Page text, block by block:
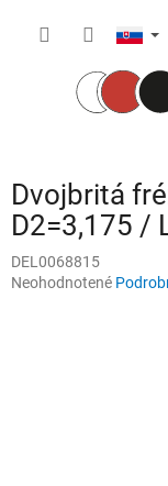
Dvojbritá
D2=3,175 /
DEL0068815
Priemerné
Neohodnotené